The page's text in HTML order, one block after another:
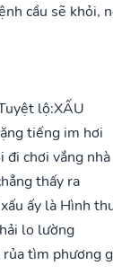
cầu sẽ khỏi,
lộ:XẤU
tiếng im hơi
đi chơi vắng nhà
thấy ra
ấy là Hình
lo lường
tìm phương